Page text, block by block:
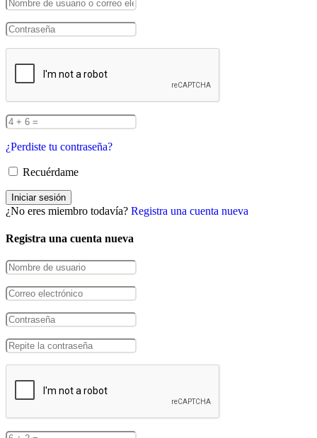
¿Perdiste tu contraseña?
Recuérdame
¿No eres miembro todavía? Registra una cuenta nueva
Registra una cuenta nueva